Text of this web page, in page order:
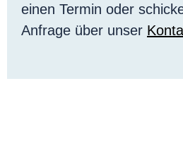
einen Termin oder
Anfrage über unser